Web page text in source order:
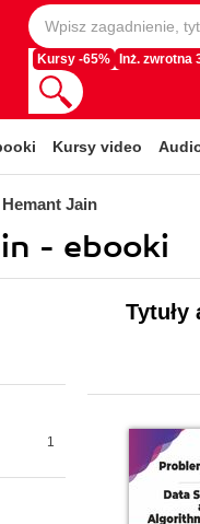
Kursy -65% Inż. zwrotna
Kursy video
Hemant Jain
- ebooki
1